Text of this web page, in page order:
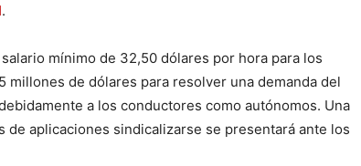
.
mínimo de 32,50 dólares por hora para los
millones de dólares para resolver una demanda del
a los conductores como autónomos. Una
aplicaciones sindicalizarse se presentará ante los